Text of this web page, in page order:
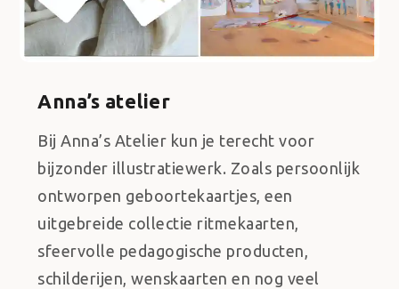
Anna’s atelier
Bij Anna’s Atelier kun je terecht voor
bijzonder illustratiewerk. Zoals persoonlijk
ontworpen geboortekaartjes, een
uitgebreide collectie ritmekaarten,
sfeervolle pedagogische producten,
schilderijen, wenskaarten en nog veel